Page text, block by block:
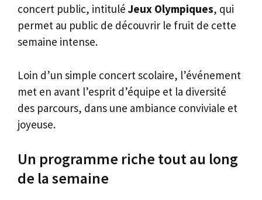
concert public, intitulé Jeux Olympiques, qui
permet au public de découvrir le fruit de cette
semaine intense.
Loin d’un simple concert scolaire, l’événement
met en avant l’esprit d’équipe et la diversité
des parcours, dans une ambiance conviviale et
joyeuse.
Un programme riche tout au long
de la semaine